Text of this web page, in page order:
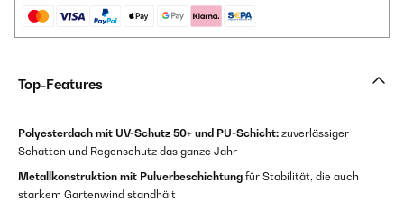
Top-Features
Polyesterdach mit UV-Schutz 50+ und PU-Schicht: zuverlässiger
Schatten und Regenschutz das ganze Jahr
Metallkonstruktion mit Pulverbeschichtung für Stabilität, die auch
starkem Gartenwind standhält